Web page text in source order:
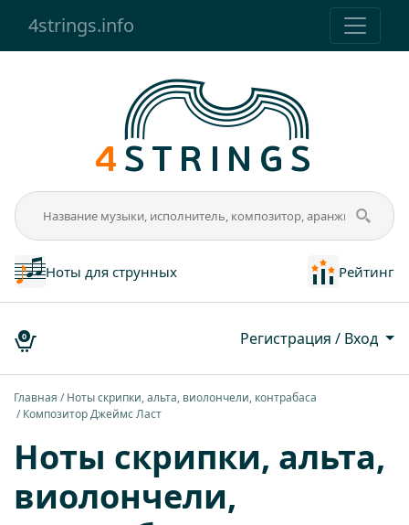
4strings.info
Ноты для струнных Рейтинг
0 Регистрация / Вход
Главная
Ноты скрипки, альта, виолончели, контрабаса
Композитор Джеймс Ласт
Ноты скрипки, альта,
виолончели,